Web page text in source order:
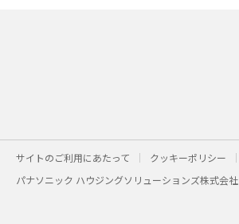
サイトのご利用にあたって クッキーポリシー
パナソニック ハウジングソリューションズ株式会社